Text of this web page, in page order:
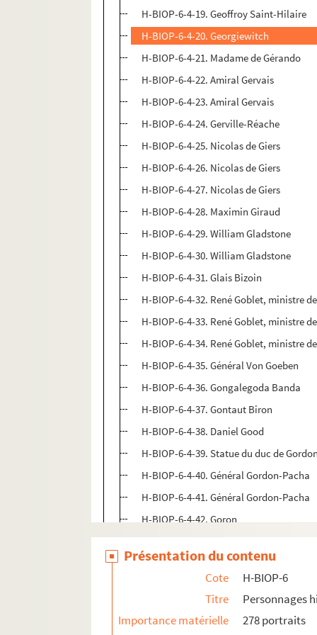
H-BIOP-6-4-19. Geoffroy Saint-Hilaire
H-BIOP-6-4-20. Georgiewitch
H-BIOP-6-4-21. Madame de Gérando
H-BIOP-6-4-22. Amiral Gervais
H-BIOP-6-4-23. Amiral Gervais
H-BIOP-6-4-24. Gerville-Réache
H-BIOP-6-4-25. Nicolas de Giers
H-BIOP-6-4-26. Nicolas de Giers
H-BIOP-6-4-27. Nicolas de Giers
H-BIOP-6-4-28. Maximin Giraud
H-BIOP-6-4-29. William Gladstone
H-BIOP-6-4-30. William Gladstone
H-BIOP-6-4-31. Glais Bizoin
H-BIOP-6-4-32. René Goblet, ministre
H-BIOP-6-4-33. René Goblet, ministre
H-BIOP-6-4-34. René Goblet, ministre
H-BIOP-6-4-35. Général Von Goeben
H-BIOP-6-4-36. Gongalegoda Banda
H-BIOP-6-4-37. Gontaut Biron
H-BIOP-6-4-38. Daniel Good
H-BIOP-6-4-39. Statue du duc de
H-BIOP-6-4-40. Général Gordon-Pacha
H-BIOP-6-4-41. Général Gordon-Pacha
H-BIOP-6-4-42. Goron
H-BIOP-6-4-43. Goudchaux, ministre
H-BIOP-6-4-44. Général Hugh Cough
H-BIOP-6-4-45. Général Hugh Cough
H-BIOP-6-4-46. Général Hugh Cough
H-BIOP-6-4-47. Général Hugh Cough
Présentation du contenu
Cote
H-BIOP-6
Titre
Personnages
Importance matérielle
278 portraits